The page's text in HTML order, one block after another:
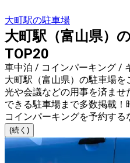
大町駅の駐車場
大町駅（富山県）
TOP20
車中泊 / コインパーキング /
大町駅（富山県）の駐車場
光や会議などの用事を済ま
できる駐車場まで多数掲載！
コインパーキングを予約する
(続く)